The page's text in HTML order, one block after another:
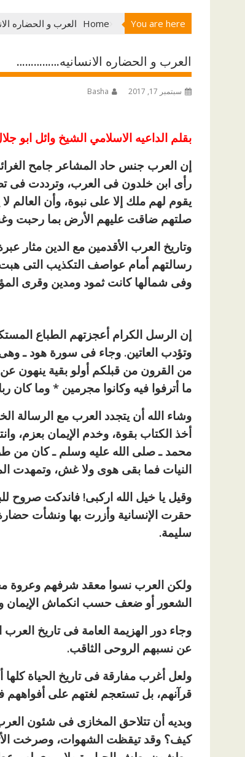
You are here
Home العرب و الحضاره
العرب و الحضاره الانسانيه……………
سبتمبر 17, 2017 Basha
بقلم الداعيه الاسلامي الشيخ وائل ابو
إن العرب جنس حاد المشاعر جامح
رأى ابن خلدون فى العرب، وترددت فى
يقوم لهم ملك إلا على نبوة، وأن العالم
صلتهم ضاقت عليهم الأرض بما رحبت
وتاريخ العرب الأقدمين مع الدين مثار
رسالتهم أمام عواصف التكذيب التى
وفى شمالها كانت ثمود ومدين وقرى
إن الرسل الكرام أعجزتهم الطباع
وتؤدب العاتين. وجاء فى سورة هود ـ وهى
من القرون من قبلكم أولو بقية ينهون عن
ما أترفوا فيه وكانوا مجرمين * وما
وشاء الله أن يتجدد العرب مع الرسالة
أخذ الكتاب بقوة، وخدم الإيمان بعزم،
محمد ـ صلى الله عليه وسلم ـ كان من
النيات فما بقى هوى ولا غش، وتمهدت
وقيل يا خيل الله اركبى! فاندكت صروح
حقرت الإنسانية وأزرت بها ونشأت
سليمة.
ولكن العرب نسوا معقد شرفهم وعروة
الشعور أو ضعف حسب انكماش الإيمان
وجاء دور الهزيمة العامة فى تاريخ
عن نسبهم الروحى الثاقب.
ولعل أغرب مفارقة فى تاريخ الحياة
قرآنهم، بل تستعجم لغتهم على أفواههم
وبديه أن تتلاحق المخازى فى شئون
كيف؟ وقد تيقظت الشهوات، وصرخت